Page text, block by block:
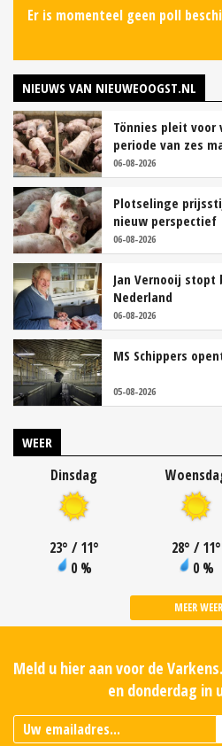
Er is momenteel geen poll
NIEUWS VAN NIEUWEOOGST.NL
Tönnies pleit voor
periode van zes
06-08-2026
Plotselinge
nieuw perspectief
06-08-2026
Jan Vernooij
Nederland
06-08-2026
MS Schippers
05-08-2026
WEER
Dinsdag
23° / 11°
0 %
28° / 11°
0 %
MEER WEER
Meld u hier aan voor de
en donderdag in